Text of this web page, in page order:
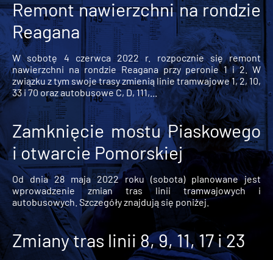
Remont nawierzchni na rondzie
Reagana
W sobotę 4 czerwca 2022 r. rozpocznie się remont
nawierzchni na rondzie Reagana przy peronie 1 i 2. W
związku z tym swoje trasy zmienią linie tramwajowe 1, 2, 10,
33 i 70 oraz autobusowe C, D, 111,...
Zamknięcie mostu Piaskowego
i otwarcie Pomorskiej
Od dnia 28 maja 2022 roku (sobota) planowane jest
wprowadzenie zmian tras linii tramwajowych i
autobusowych. Szczegóły znajdują się poniżej.
Zmiany tras linii 8, 9, 11, 17 i 23